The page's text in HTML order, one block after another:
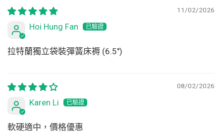
11/02/2026
Hoi Hung Fan
拉特蘭獨立袋裝彈簧床褥 (6.5")
08/02/2026
Karen Li
軟硬適中，價格優惠